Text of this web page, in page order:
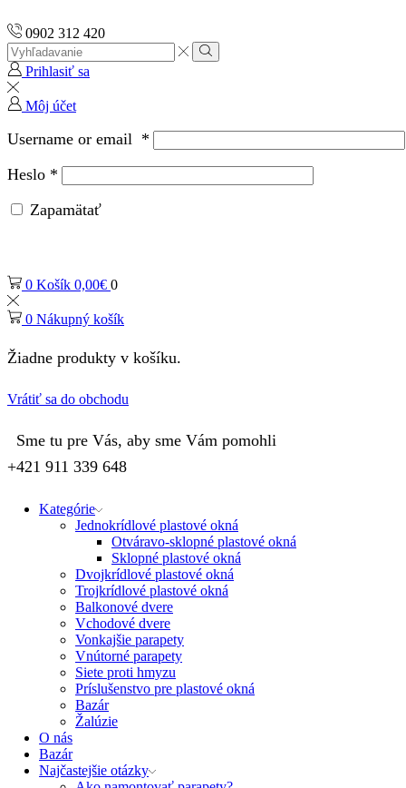
0902 312 420
Search
input
Vyhľadávanie
Prihlasiť sa
Môj účet
Username or email *
Heslo *
Zapamätať
0 Košík 0,00€ 0
0 Nákupný košík
Žiadne produkty v košíku.
Vrátiť sa do obchodu
Sme tu pre Vás, aby sme Vám pomohli
+421 911 339 648
Kategórie
Jednokrídlové plastové okná
Otváravo-sklopné plastové okná
Sklopné plastové okná
Dvojkrídlové plastové okná
Trojkrídlové plastové okná
Balkonové dvere
Vchodové dvere
Vonkajšie parapety
Vnútorné parapety
Siete proti hmyzu
Príslušenstvo pre plastové okná
Bazár
Žalúzie
O nás
Bazár
Najčastejšie otázky